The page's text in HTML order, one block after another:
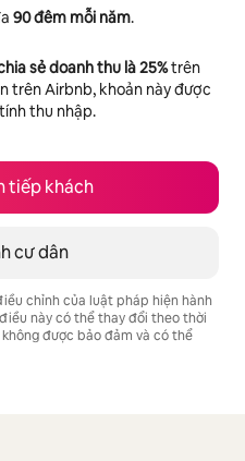
90 đêm mỗi năm.
sẻ doanh thu là 25%trên
trên Airbnb, khoản này được
thu nhập.
tiếp khách
cư dân
chỉnh của luật pháp hiện hành
này có thể thay đổi theo thời
được bảo đảm và có thể